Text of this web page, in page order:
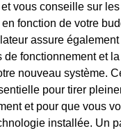
vous conseille sur
fonction de votre
assure
de fonctionnement et
nouveau système.
pour tirer
et pour que vous
installée. Un